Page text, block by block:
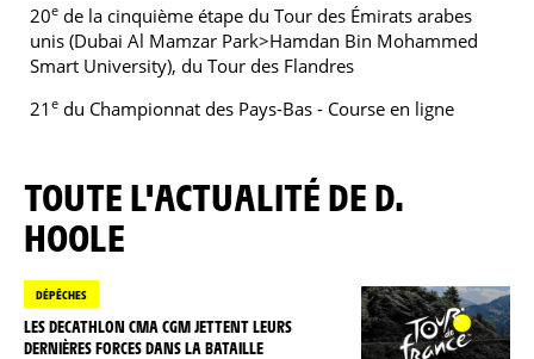
20e de la cinquième étape du Tour des Émirats arabes
unis (Dubai Al Mamzar Park>Hamdan Bin Mohammed
Smart University), du Tour des Flandres
21 e du Championnat des Pays-Bas - Course en ligne
TOUTE L'ACTUALITÉ DE D.
HOOLE
DÉPÊCHES
LES DECATHLON CMA CGM JETTENT LEURS
DERNIÈRES FORCES DANS LA BATAILLE